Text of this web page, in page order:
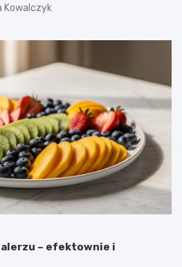
Kowalczyk
– efektownie i